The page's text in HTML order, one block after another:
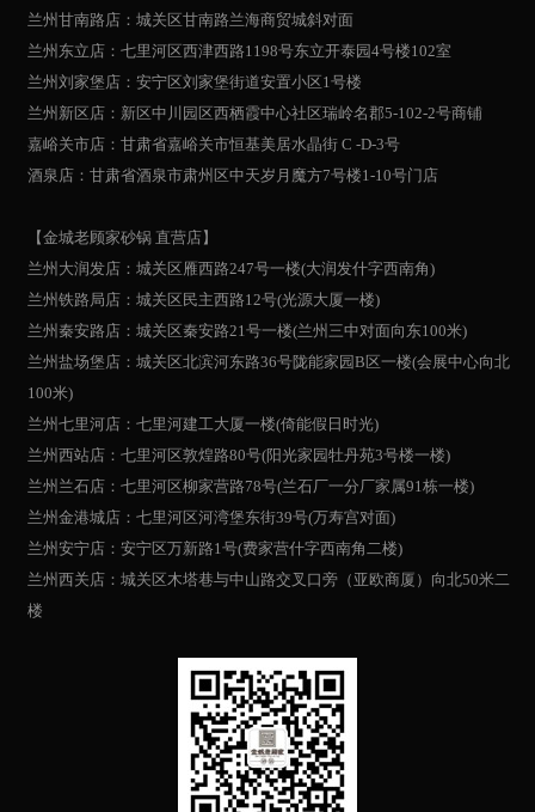
兰州甘南路店：城关区甘南路兰海商贸城斜对面
兰州东立店：七里河区西津西路1198号东立开泰园4号楼102室
兰州刘家堡店：安宁区刘家堡街道安置小区1号楼
兰州新区店：新区中川园区西栖霞中心社区瑞岭名郡5-102-2号商铺
嘉峪关市店：甘肃省嘉峪关市恒基美居水晶街 C -D-3号
酒泉店：甘肃省酒泉市肃州区中天岁月魔方7号楼1-10号门店
【金城老顾家砂锅 直营店】
兰州大润发店：城关区雁西路247号一楼(大润发什字西南角)
兰州铁路局店：城关区民主西路12号(光源大厦一楼)
兰州秦安路店：城关区秦安路21号一楼(兰州三中对面向东100米)
兰州盐场堡店：城关区北滨河东路36号陇能家园B区一楼(会展中心向北
100米)
兰州七里河店：七里河建工大厦一楼(倚能假日时光)
兰州西站店：七里河区敦煌路80号(阳光家园牡丹苑3号楼一楼)
兰州兰石店：七里河区柳家营路78号(兰石厂一分厂家属91栋一楼)
兰州金港城店：七里河区河湾堡东街39号(万寿宫对面)
兰州安宁店：安宁区万新路1号(费家营什字西南角二楼)
兰州西关店：城关区木塔巷与中山路交叉口旁（亚欧商厦）向北50米二
楼